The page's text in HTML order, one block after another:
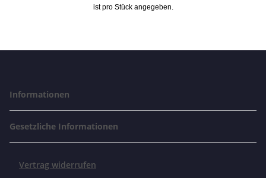
ist pro Stück angegeben.
Informationen
Gesetzliche Informationen
Vertrag widerrufen